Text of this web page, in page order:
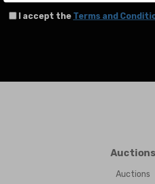
I accept the Terms and
Auctions
Auctions